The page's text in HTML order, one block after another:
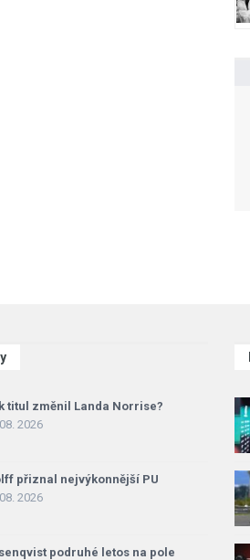
titul změnil Landa Norrise?
2026
přiznal nejvýkonnější PU
2026
podruhé letos na pole